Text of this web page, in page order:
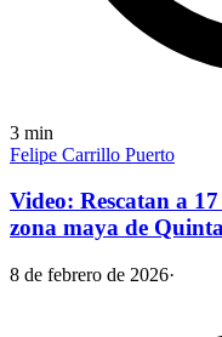
3 min
Felipe Carrillo Puerto
Video: Rescatan a
zona maya de
8 de febrero de 2026·